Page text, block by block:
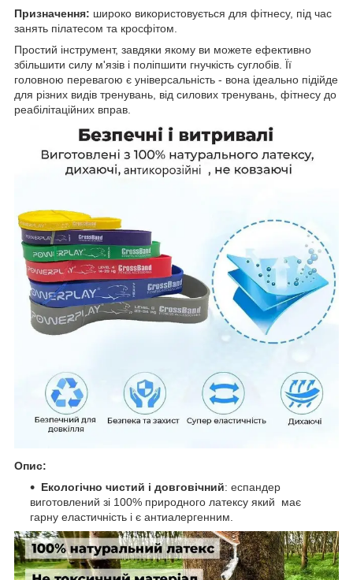
Призначення: широко використовується для фітнесу, під час
занять пілатесом та кросфітом.
Простий інструмент, завдяки якому ви можете ефективно
збільшити силу м'язів і поліпшити гнучкість суглобів. Її
головною перевагою є універсальність - вона ідеально підійде
для різних видів тренувань, від силових тренувань, фітнесу до
реабілітаційних вправ.
Опис:
Екологічно чистий і довговічний: еспандер
виготовлений зі 100% природного латексу який має
гарну еластичність і є антиалергенним.